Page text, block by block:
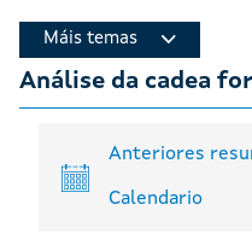
Máis temas
Análise da cadea
Anteriores
Calendario